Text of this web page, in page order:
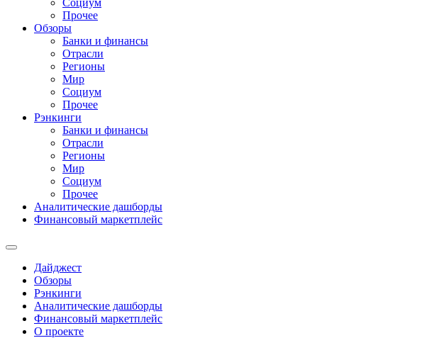
Социум
Прочее
Обзоры
Банки и финансы
Отрасли
Регионы
Мир
Социум
Прочее
Рэнкинги
Банки и финансы
Отрасли
Регионы
Мир
Социум
Прочее
Аналитические дашборды
Финансовый маркетплейс
Дайджест
Обзоры
Рэнкинги
Аналитические дашборды
Финансовый маркетплейс
О проекте